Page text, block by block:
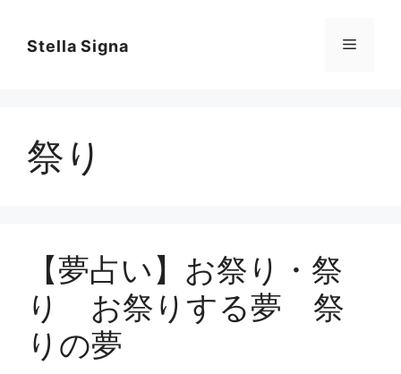
Stella Signa メ
祭り
【夢占い】お祭り・祭
り お祭りする夢 祭
りの夢